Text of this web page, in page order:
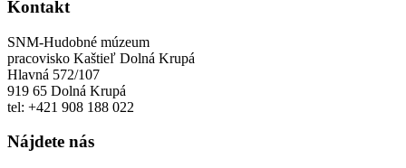
Kontakt
SNM-Hudobné múzeum
pracovisko Kaštieľ Dolná Krupá
Hlavná 572/107
919 65 Dolná Krupá
tel: +421 908 188 022
Nájdete nás